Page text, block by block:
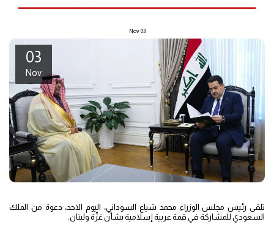
03
Nov
03
Nov
تلقى رئيس مجلس الوزراء محمد شياع السوداني، اليوم الاحد، دعوة من الملك
السعودي للمشاركة في قمة عربية إسلامية بشأن غزّة ولبنان.